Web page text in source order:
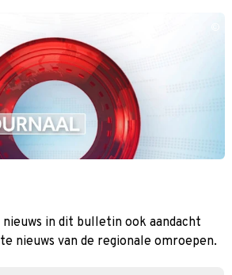
in dit bulletin ook aandacht
nieuws van de regionale omroepen.